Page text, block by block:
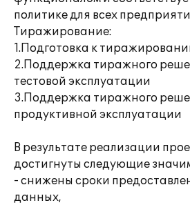
политике для всех
Тиражирование:
1.Подготовка к
2.Поддержка тиражного
тестовой эксплуатации
3.Поддержка тиражного
продуктивной эксплуатации
В результате реализации
достигнуты следующие
- снижены сроки
данных,